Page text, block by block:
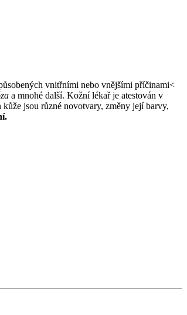
vnitřními nebo vnějšími příčinami<
a mnohé další. Kožní lékař je atestován v
jsou různé novotvary, změny její barvy,